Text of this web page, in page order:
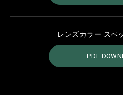
レンズカラー スペ
PDF